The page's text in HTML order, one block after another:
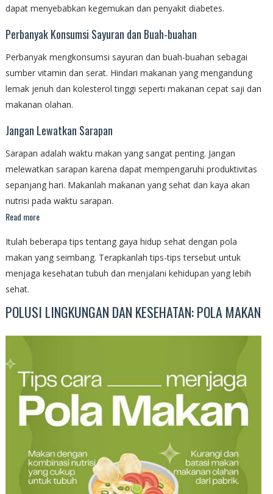
dapat menyebabkan kegemukan dan penyakit diabetes.
Perbanyak Konsumsi Sayuran dan Buah-buahan
Perbanyak mengkonsumsi sayuran dan buah-buahan sebagai
sumber vitamin dan serat. Hindari makanan yang mengandung
lemak jenuh dan kolesterol tinggi seperti makanan cepat saji dan
makanan olahan.
Jangan Lewatkan Sarapan
Sarapan adalah waktu makan yang sangat penting. Jangan
melewatkan sarapan karena dapat mempengaruhi produktivitas
sepanjang hari. Makanlah makanan yang sehat dan kaya akan
nutrisi pada waktu sarapan.
Read more
Itulah beberapa tips tentang gaya hidup sehat dengan pola
makan yang seimbang. Terapkanlah tips-tips tersebut untuk
menjaga kesehatan tubuh dan menjalani kehidupan yang lebih
sehat.
POLUSI LINGKUNGAN DAN KESEHATAN: POLA MAKAN